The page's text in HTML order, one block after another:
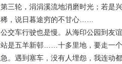
第三轮，涓涓溪流地消磨时光；若是
稀，说日暮途穷的不甘心……
公交车行驶也是慢。从海印公园到友
站是五羊新邨……十多里地，要走一
急。遇到塞车，没有人埋怨，我连动